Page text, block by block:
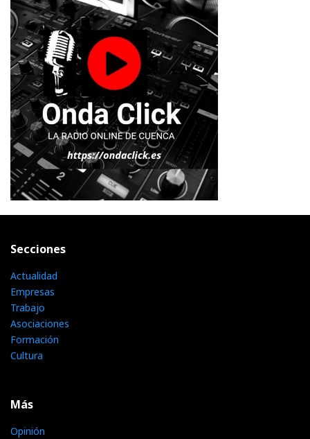
Secciones
Actualidad
Empresas
Trabajo
Asociaciones
Formación
Cultura
Más
Opinión